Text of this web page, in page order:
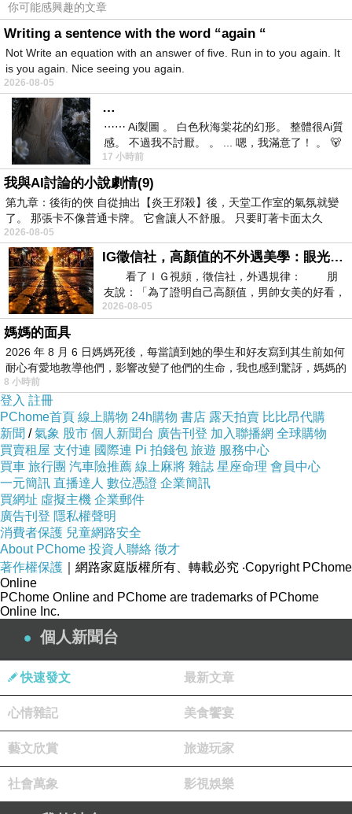
有更健康的選擇，仍常因「美學考量」或「社交
壓力」而優先滿足社會與情緒需求，從而犧牲了
物理上的舒適與健康，導致致衍生巨大的醫療成
本。
在健康鞋領域發展百餘年的歐洲知名品牌
HASSIA，巧妙地融合了「健康」與「時尚」，
這個百年品牌自 1920 年代起，社會步入「咆哮
的二十年代」，品牌的視覺識別從流動的「新藝
術運動」轉向幾何感強的「裝飾藝術」風格，這
股潮流由歐洲流向美國，當時著名的美國舞者
Helen Wehrle 就成為了 HASSIA 的品牌支持者，
對於一位專業舞者而言，鞋子必須同時具備功能
支撐與足以登台的優雅美感，這證實了 HASSIA
早期已具備時尚吸引力。
HASSIA 相當注重鞋子的舒適性與時尚感，1960
年代甚至提出「內在舒適，外型時尚！」的口
號，至今仍以此為品牌核心價值，甚至在鞋款當
中融合時尚品牌元素，帶給消費者截然不同體
驗，例如 Cordoba 和 Sanremo 系列都利用施華洛
世奇的水晶點綴以增添視覺華麗感。
目前 HASSIA 女鞋的生產範疇橫跨芭蕾平底鞋、
低跟鞋、運動鞋、涼鞋、踝靴等，融合經典與流
行元素，滿足日常、辦公、旅遊與正式場合需
求，搭配符合人體工學的設計和精密量測的工
藝，大幅提升鞋履的舒適感，即使是穿上美美的
跟高鞋出席一場盛宴，也能保有優雅姿態一整
天。
你可能感興趣的文章
Writing a sentence with the word “again “
Not Write an equation with an answer of five. Run in to you again. It
is you again. Nice seeing you again.
2026-08-05
…
⋯⋯ Ai製圖 。 白色秋海棠花的幻形。 整體很Ai質
感。 不過我不討厭。 。 ... 嗯，我滿意了！ 。 🐻
昨中
17 小時前
我與AI討論的小說劇情(9)
第九章：後街的俠 自從抽出【炎王邪殺】後，天堂工作室的氣氛就變
了。 那張卡不像普通卡牌。 它會讓人不舒服。 只要盯著卡面太久
2026-08-05
IG徵信社，高顏值的不外遇美學：眼光太高也是一種防禦，為了證明我長得好看，我決定一輩子不外遇！
看了ＩＧ視頻，徵信社，外遇規律： 朋
友說：「為了證明自己高顏值，男帥女美的好看，
且眼光高，我決定一輩子不外遇。」
2026-08-05
媽媽的面具
2026 年 8 月 6 日媽媽死後，每當讀到她的學生和好友寫到其生前如何
耐心有愛地教導他們，影響改變了他們的生命，我也感到驚訝，媽媽的
8 小時前
登入 註冊
PChome首頁 線上購物 24h購物 書店 露天拍賣 比比昂代購
新聞 /氣象 股市 個人新聞台 廣告刊登 加入聯播網 全球購物
買賣租屋 支付連 國際連 Pi 拍錢包 旅遊 服務中心
買車 旅行團 汽車險推薦 線上麻將 雜誌 星座命理 會員中心
一元簡訊 直播達人 數位憑證 企業簡訊
買網址 虛擬主機 企業郵件
廣告刊登 隱私權聲明
消費者保護 兒童網路安全
About PChome 投資人聯絡 徵才
著作權保護 ｜網路家庭版權所有、轉載必究 ‧Copyright PChome
Online
PChome Online and PChome are trademarks of PChome
Online Inc.
個人新聞台
快速發文 最新文章
心情雜記 美食饗宴
藝文欣賞 旅遊玩家
社會萬象 影視娛樂